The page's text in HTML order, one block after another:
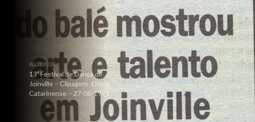
ANTERIOR
13º Festival de Dança de
Joinville – Clipagem -Diário
Catarinense – 27-06-1995